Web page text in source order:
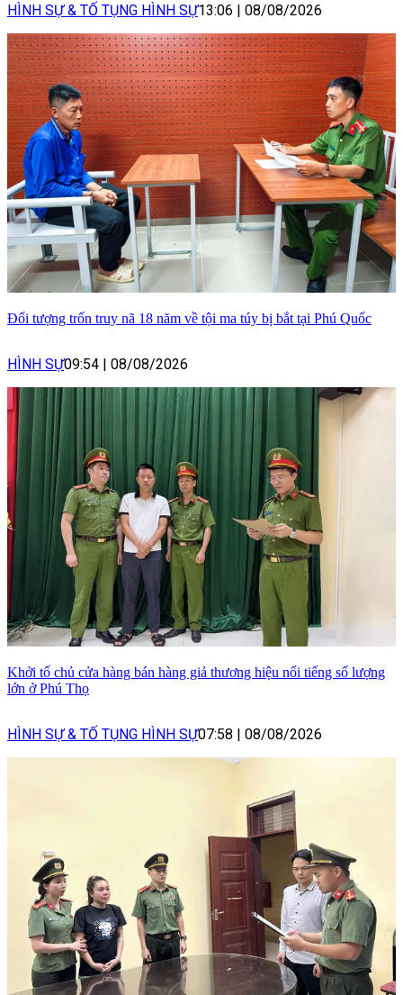
HÌNH SỰ & TỐ TỤNG HÌNH SỰ13:06 | 08/08/2026
Đối tượng trốn truy nã 18 năm về tội ma túy bị bắt tại Phú Quốc
HÌNH SỰ09:54 | 08/08/2026
Khởi tố chủ cửa hàng bán hàng giả thương hiệu nổi tiếng số lượng
lớn ở Phú Thọ
HÌNH SỰ & TỐ TỤNG HÌNH SỰ07:58 | 08/08/2026